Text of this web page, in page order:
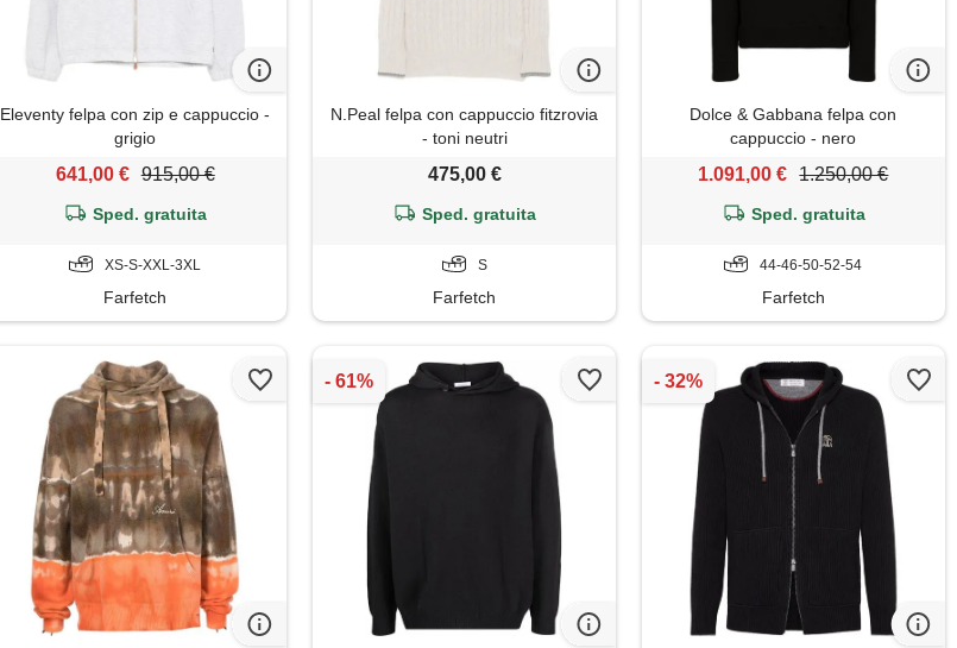
Eleventy felpa con zip e cappuccio -
grigio
641,00 € 915,00 €
Sped. gratuita
XS-S-XXL-3XL
Farfetch
N.Peal felpa con cappuccio fitzrovia
- toni neutri
475,00 €
Sped. gratuita
S
Farfetch
Dolce & Gabbana felpa con
cappuccio - nero
1.091,00 € 1.250,00 €
Sped. gratuita
44-46-50-52-54
Farfetch